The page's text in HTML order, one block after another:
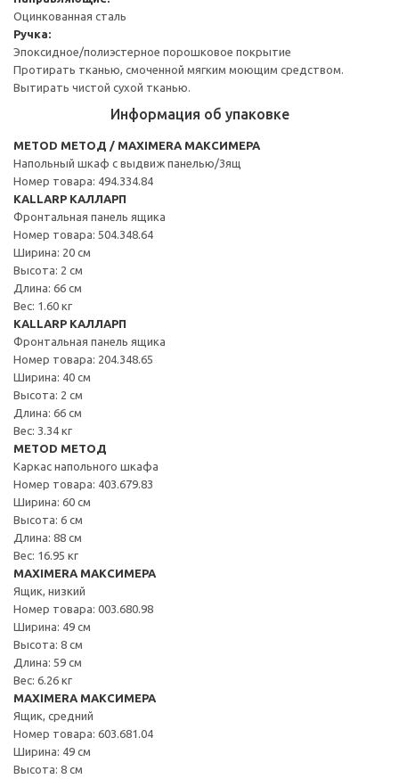
Оцинкованная сталь
Ручка:
Эпоксидное/полиэстерное порошковое покрытие
Протирать тканью, смоченной мягким моющим средством.
Вытирать чистой сухой тканью.
Информация об упаковке
METOD МЕТОД / MAXIMERA МАКСИМЕРА
Напольный шкаф с выдвиж панелью/3ящ
Номер товара: 494.334.84
KALLARP КАЛЛАРП
Фронтальная панель ящика
Номер товара: 504.348.64
Ширина: 20 см
Высота: 2 см
Длина: 66 см
Вес: 1.60 кг
KALLARP КАЛЛАРП
Фронтальная панель ящика
Номер товара: 204.348.65
Ширина: 40 см
Высота: 2 см
Длина: 66 см
Вес: 3.34 кг
METOD МЕТОД
Каркас напольного шкафа
Номер товара: 403.679.83
Ширина: 60 см
Высота: 6 см
Длина: 88 см
Вес: 16.95 кг
MAXIMERA МАКСИМЕРА
Ящик, низкий
Номер товара: 003.680.98
Ширина: 49 см
Высота: 8 см
Длина: 59 см
Вес: 6.26 кг
MAXIMERA МАКСИМЕРА
Ящик, средний
Номер товара: 603.681.04
Ширина: 49 см
Высота: 8 см